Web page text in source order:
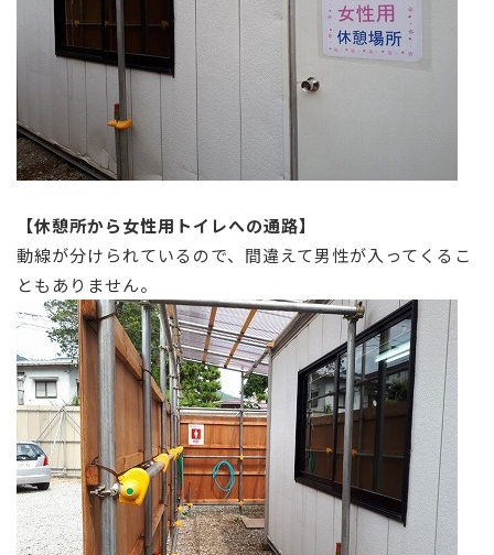
【休憩所から女性用トイレへの通路】
動線が分けられているので、間違えて男性が入ってくるこ
ともありません。